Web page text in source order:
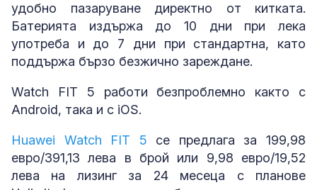
удобно пазаруване директно от китката.
Батерията издържа до 10 дни при лека
употреба и до 7 дни при стандартна, като
поддържа бързо безжично зареждане.
Watch FIT 5 работи безпроблемно както с
Android, така и с iOS.
Huawei Watch FIT 5 се предлага за 199,98
евро/391,13 лева в брой или 9,98 евро/19,52
лева на лизинг за 24 месеца с планoвe